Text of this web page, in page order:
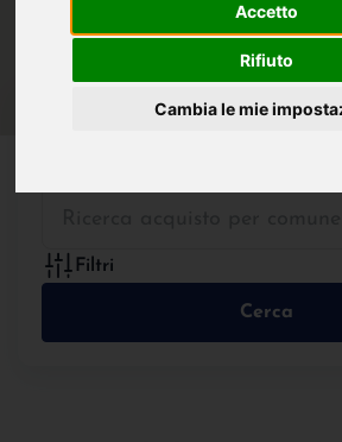
Accetto
Rifiuto
Cambia le mie
Filtri
Cerca